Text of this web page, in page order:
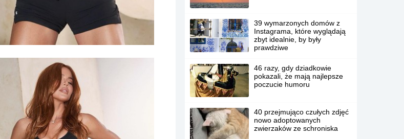
39 wymarzonych domów z
Instagrama, które wyglądają
zbyt idealnie, by były
prawdziwe
46 razy, gdy dziadkowie
pokazali, że mają najlepsze
poczucie humoru
40 przejmująco czułych zdjęć
nowo adoptowanych
zwierzaków ze schroniska